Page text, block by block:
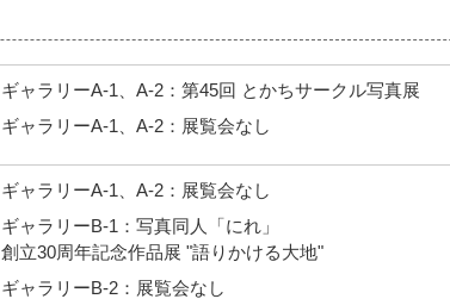
ギャラリーA-1、A-2：第45回 とかちサークル写真展
ギャラリーA-1、A-2：展覧会なし
ギャラリーA-1、A-2：展覧会なし
ギャラリーB-1：写真同人「にれ」
創立30周年記念作品展 "語りかける大地"
ギャラリーB-2：展覧会なし